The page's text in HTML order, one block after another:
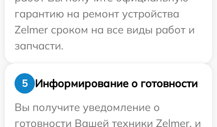
гарантию на ремонт устройства
Zelmer сроком на все виды работ и
запчасти.
5
Информирование о готовности
Вы получите уведомление о
готовности Вашей техники Zelmer, и